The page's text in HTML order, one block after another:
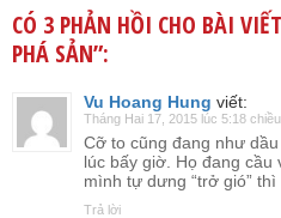
CÓ 3 PHẢN HỒI CHO BÀI
PHÁ SẢN”:
Vu Hoang Hung viết:
Tháng Hai 17, 2015 lúc 5:18 chiều
Cỡ to cũng đang như
lúc bấy giờ. Họ đang cầu
mình tự dưng “trở gió”
Trả lời